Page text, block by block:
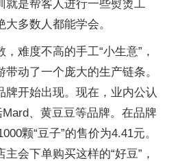
就是帮客人进行一些熨烫工
多数人都能学会。
难度不高的手工“小生意”，
动了一个庞大的生产链条。
牌开始出现。现在，业内公认
Mard、黄豆豆等品牌。在品牌
颗“豆子”的售价为4.41元。
会下单购买这样的“好豆”，